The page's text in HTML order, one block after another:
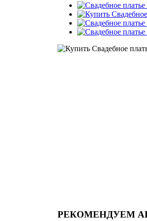
РЕКОМЕНДУЕМ